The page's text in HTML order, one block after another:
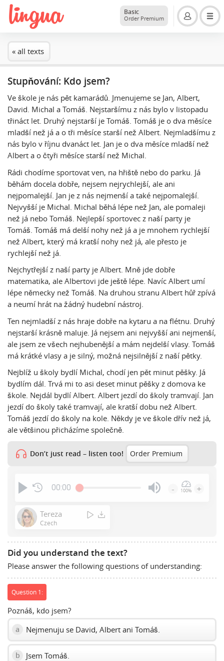
Basic
Order Premium
« all texts
Stupňování: Kdo jsem?
Ve škole je nás pět kamarádů. Jmenujeme se Jan, Albert,
David. Michal a Tomáš. Nejstaršímu z nás bylo v listopadu
třináct let. Druhý nejstarší je Tomáš. Tomáš je o dva měsíce
mladší než já a o tři měsíce starší než Albert. Nejmladšímu z
nás bylo v říjnu dvanáct let. Jan je o dva měsíce mladší než
Albert a o čtyři měsíce starší než Michal.
Rádi chodíme sportovat ven, na hřiště nebo do parku. Já
běhám docela dobře, nejsem nejrychlejší, ale ani
nejpomalejší. Jan je z nás nejmenší a také nejpomalejší.
Nejvyšší je Michal. Michal běhá lépe než Jan, ale pomaleji
než já nebo Tomáš. Nejlepší sportovec z naší party je
Tomáš. Tomáš má delší nohy než já a je mnohem rychlejší
než Albert, který má kratší nohy než já, ale přesto je
rychlejší než já.
Nejchytřejší z naší party je Albert. Mně jde dobře
matematika, ale Albertovi jde ještě lépe. Navíc Albert umí
lépe německy než Tomáš. Na druhou stranu Albert hůř zpívá
a neumí hrát na žádný hudební nástroj.
Ten nejmladší z nás hraje dobře na kytaru a na flétnu. Druhý
nejstarší krásně maluje. Já nejsem ani nejvyšší ani nejmenší,
ale jsem ze všech nejhubenější a mám nejdelší vlasy. Tomáš
má krátké vlasy a je silný, možná nejsilnější z naší pětky.
Nejblíž u školy bydlí Michal, chodí jen pět minut pěšky. Já
bydlím dál. Trvá mi to asi deset minut pěšky z domova ke
škole. Nejdál bydlí Albert. Albert jezdí do školy tramvají. Jan
jezdí do školy také tramvají, ale kratší dobu než Albert.
Tomáš jezdí do školy na kole. Někdy je ve škole dřív než já,
ale většinou přicházíme společně.
Don’t just read – listen too! Order Premium
00:00
volume
- 100% +
Tereza
Czech
Did you understand the text?
Please answer the following questions of understanding:
Question 1:
Poznáš, kdo jsem?
a Nejmenuju se David, Albert ani Tomáš.
b Jsem Tomáš.